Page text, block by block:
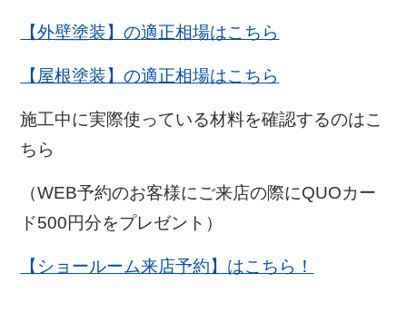
【外壁塗装】の適正相場はこちら
【屋根塗装】の適正相場はこちら
施工中に実際使っている材料を確認するのはこ
ちら
（WEB予約のお客様にご来店の際にQUOカー
ド500円分をプレゼント）
【ショールーム来店予約】はこちら！